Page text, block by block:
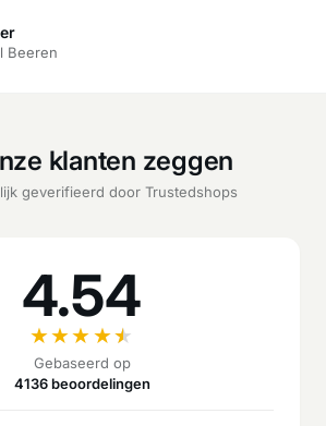
Beeren
klanten zeggen
geverifieerd door Trustedshops
4.54
★★★★★
Gebaseerd op
4136 beoordelingen